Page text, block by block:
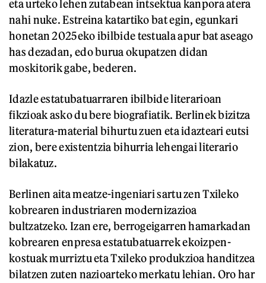
eta urteko lehen zutabean intsektua kanpora atera
nahi nuke. Estreina katartiko bat egin, egunkari
honetan 2025eko ibilbide testuala apur bat aseago
has dezadan, edo burua okupatzen didan
moskitorik gabe, bederen.
Idazle estatubatuarraren ibilbide literarioan
fikzioak asko du bere biografiatik. Berlinek bizitza
literatura-material bihurtu zuen eta idazteari eutsi
zion, bere existentzia bihurria lehengai literario
bilakatuz.
Berlinen aita meatze-ingeniari sartu zen Txileko
kobrearen industriaren modernizazioa
bultzatzeko. Izan ere, berrogeigarren hamarkadan
kobrearen enpresa estatubatuarrek ekoizpen-
kostuak murriztu eta Txileko produkzioa handitzea
bilatzen zuten nazioarteko merkatu lehian. Oro har